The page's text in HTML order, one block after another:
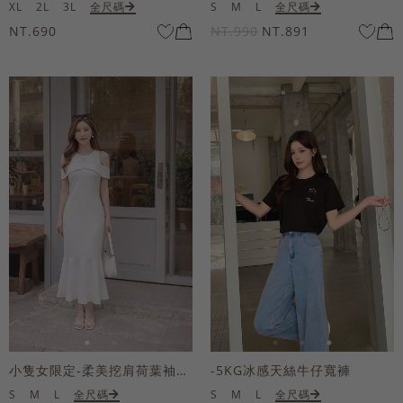
XL 2L 3L 全尺碼
NT.690
S M L 全尺碼
NT.990 NT.891
小隻女限定-柔美挖肩荷葉袖魚尾長洋裝
S M L 全尺碼
-5KG冰感天絲牛仔寬褲
S M L 全尺碼